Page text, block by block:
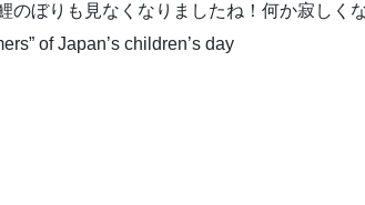
のぼりも見なくなりましたね！何か寂しく
of Japan’s children’s day